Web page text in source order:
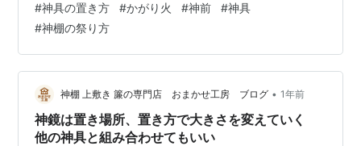
リアというジャンルになる。 神前だって部屋にあればイ
ンテリアの一部です。 もし、なんだか引き締まらない神
前だなと思ったら、黒い神具を置いてみるといいでしょ
う。 まずは、かがり火から。 火をつかうのは怖いよぉ～
と思うのは当然なので、今はローソクを差しておくだけ
で使う人たちが多いはず。 消し忘…
#神具の置き方 #かがり火 #神前 #神具
#神棚の祭り方
神棚 上敷き 簾の専門店 おまかせ工房 ブログ • 1年前
神鏡は置き場所、置き方で大きさを変えていく
他の神具と組み合わせてもいい